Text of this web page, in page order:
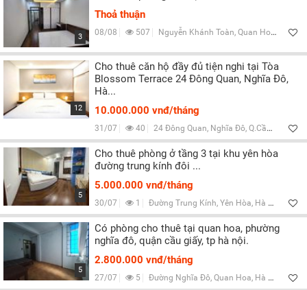
3
Thoả thuận
08/08 507 Nguyễn Khánh Toàn, Quan Hoa, Q.Cầu Giấy, Hà Nội
12
Cho thuê căn hộ đầy đủ tiện nghi tại Tòa
Blossom Terrace 24 Đông Quan, Nghĩa Đô,
Hà...
10.000.000 vnđ/tháng
31/07 40 24 Đông Quan, Nghĩa Đô, Q.Cầu Giấy, Hà Nội
5
Cho thuê phòng ở tầng 3 tại khu yên hòa
đường trung kính đôi ...
5.000.000 vnđ/tháng
30/07 1 Đường Trung Kính, Yên Hòa, Hà Nội
5
Có phòng cho thuê tại quan hoa, phường
nghĩa đô, quận cầu giấy, tp hà nội.
2.800.000 vnđ/tháng
27/07 5 Đường Nghĩa Đô, Quan Hoa, Hà Nội